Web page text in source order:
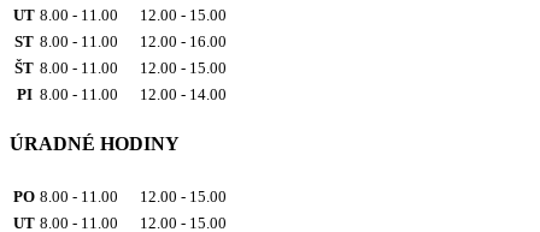
UT 8.00 - 11.00 12.00 - 15.00
ST 8.00 - 11.00 12.00 - 16.00
ŠT 8.00 - 11.00 12.00 - 15.00
PI 8.00 - 11.00 12.00 - 14.00
ÚRADNÉ HODINY
PO 8.00 - 11.00 12.00 - 15.00
UT 8.00 - 11.00 12.00 - 15.00